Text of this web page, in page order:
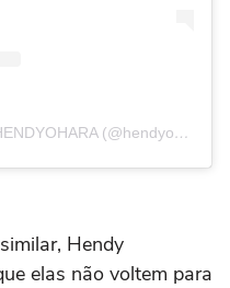
Uma publicação partilhada por HENDYOHARA (@hendyohara)
Hendy
elas não voltem para